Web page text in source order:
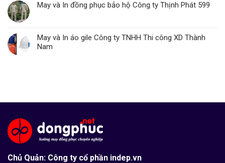
May và In đồng phục bảo hộ Công ty Thịnh Phát 599
May và In áo gile Công ty TNHH Thi công XD Thành
Nam
Chủ Quản: Công ty cổ phần indep.vn